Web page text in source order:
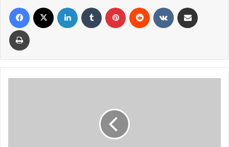
Facebook LinkedIn Tumblr Pinterest Reddit VKontakte
Yazdır